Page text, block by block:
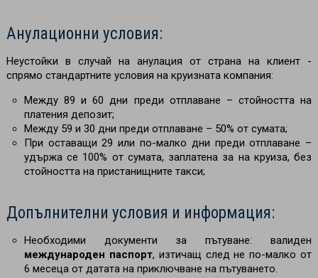
Анулационни условия:
Неустойки в случай на анулация от страна на клиент -
спрямо стандартните условия на круизната компания:
Между 89 и 60 дни преди отплаване – стойността на
платения депозит;
Между 59 и 30 дни преди отплаване – 50% от сумата;
При оставащи 29 или по-малко дни преди отплаване –
удържа се 100% от сумата, заплатена за на круиза, без
стойността на пристанищните такси;
Допълнителни условия и информация:
Необходими документи за пътуване: валиден
международен паспорт, изтичащ след не по-малко от
6 месеца от датата на приключване на пътуването.